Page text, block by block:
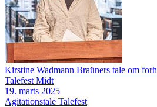
Kirstine Wadmann Braüners tale om
Talefest Midt
19. marts 2025
Agitationstale Talefest